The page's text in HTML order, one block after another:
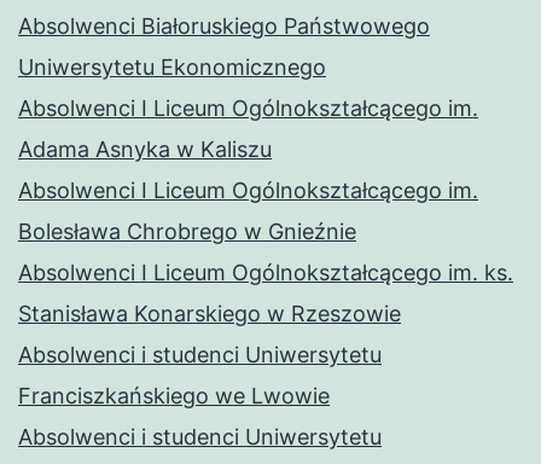
Absolwenci Białoruskiego Państwowego
Uniwersytetu Ekonomicznego
Absolwenci I Liceum Ogólnokształcącego im.
Adama Asnyka w Kaliszu
Absolwenci I Liceum Ogólnokształcącego im.
Bolesława Chrobrego w Gnieźnie
Absolwenci I Liceum Ogólnokształcącego im. ks.
Stanisława Konarskiego w Rzeszowie
Absolwenci i studenci Uniwersytetu
Franciszkańskiego we Lwowie
Absolwenci i studenci Uniwersytetu